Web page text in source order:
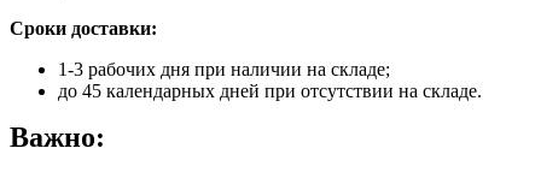
Сроки доставки:
1-3 рабочих дня при наличии на складе;
до 45 календарных дней при отсутствии на складе.
Важно: